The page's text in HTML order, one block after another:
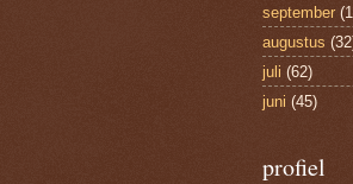
september
augustus
juli (62)
juni (45)
profiel